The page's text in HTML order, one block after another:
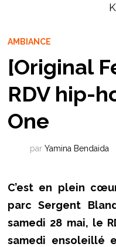
AMBIANCE
[Original
RDV hip-
One
par Yamina Bendaida
C’est en plein
parc Sergent
samedi 28 mai, le
samedi ensoleillé